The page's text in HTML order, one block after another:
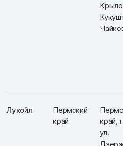
Лукойл
Пермский
край
край,
ул.